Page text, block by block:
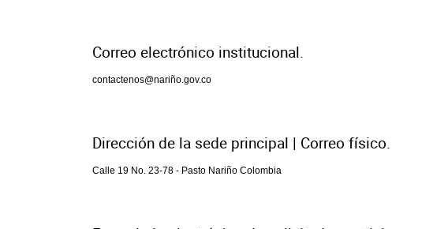
Correo electrónico institucional.
contactenos@nariño.gov.co
Dirección de la sede principal | Correo físico.
Calle 19 No. 23-78 - Pasto Nariño Colombia